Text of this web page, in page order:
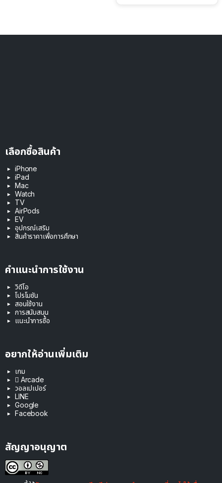
เลือกซื้อสินค้า
iPhone
iPad
Mac
Watch
TV
AirPods
EV
อุปกรณ์เสริม
สินค้าราคาเพื่อการศึกษา
คำแนะนำการใช้งาน
วิดีโอ
โปรโมชัน
สอนใช้งาน
การสนับสนุน
แนะนำการซื้อ
อยากให้อ่านเพิ่มเติม
เกม
 Arcade
วอลเปเปอร์
LINE
Google
Facebook
สัญญาอนุญาต